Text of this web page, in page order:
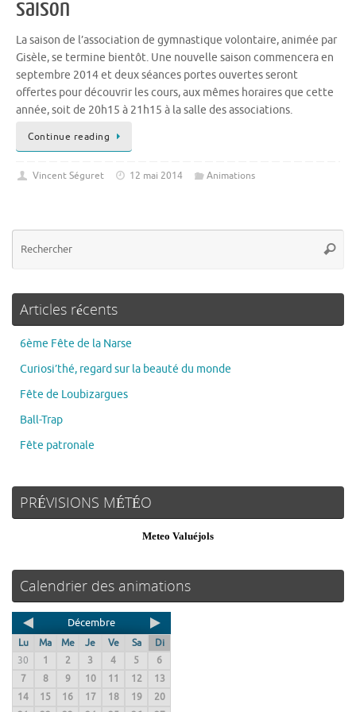
saison
La saison de l’association de gymnastique volontaire, animée par
Gisèle, se termine bientôt. Une nouvelle saison commencera en
septembre 2014 et deux séances portes ouvertes seront
offertes pour découvrir les cours, aux mêmes horaires que cette
année, soit de 20h15 à 21h15 à la salle des associations.
Continue reading
Vincent Séguret 12 mai 2014 Animations
Articles récents
6ème Fête de la Narse
Curiosi’thé, regard sur la beauté du monde
Fête de Loubizargues
Ball-Trap
Fête patronale
PRÉVISIONS MÉTÉO
Meteo Valuéjols
Calendrier des animations
Décembre
Lu Ma Me Je Ve Sa
Di
30
1 2 3 4 5
6
7
8 9 10 11 12
13
14
15 16 17 18 19
20